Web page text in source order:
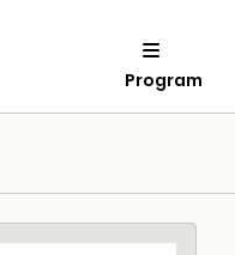
Program